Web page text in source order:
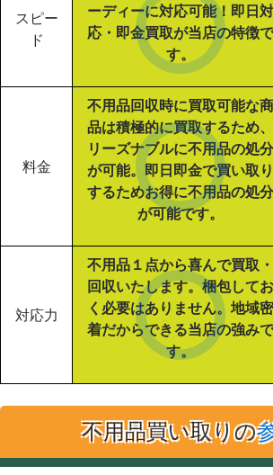
スピー
ド
ーディーに対応可能！即日対
応・即金買取が当店の特徴で
す。
料金
不用品回収時に買取可能な商
品は積極的に買取するため、
リーズナブルに不用品の処分
が可能。即日即金で買い取り
するためお得に不用品の処分
が可能です。
対応力
不用品１点から喜んで買取・
回収いたします。梱包してお
く必要はありません。地域密
着だからできる当店の強みで
す。
不用品買い取りの